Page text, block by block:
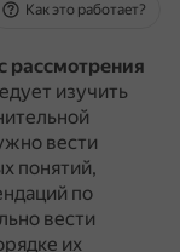
Как это работает?
рассмотрения
изучить
вести
понятий,
по
вести
их